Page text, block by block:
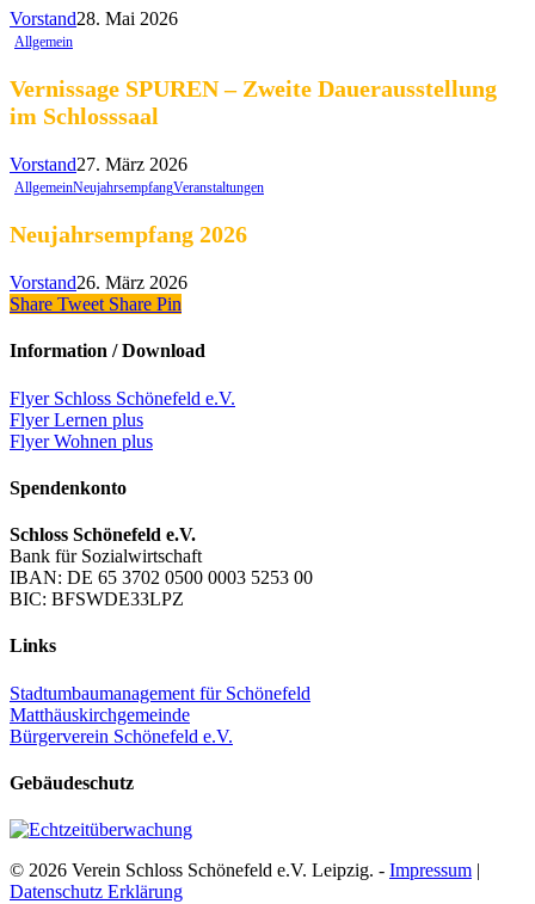
Vorstand28. Mai 2026
Allgemein
Vernissage SPUREN – Zweite Dauerausstellung
im Schlosssaal
Vorstand27. März 2026
AllgemeinNeujahrsempfangVeranstaltungen
Neujahrsempfang 2026
Vorstand26. März 2026
Share Tweet Share Pin
Information / Download
Flyer Schloss Schönefeld e.V.
Flyer Lernen plus
Flyer Wohnen plus
Spendenkonto
Schloss Schönefeld e.V.
Bank für Sozialwirtschaft
IBAN: DE 65 3702 0500 0003 5253 00
BIC: BFSWDE33LPZ
Links
Stadtumbaumanagement für Schönefeld
Matthäuskirchgemeinde
Bürgerverein Schönefeld e.V.
Gebäudeschutz
© 2026 Verein Schloss Schönefeld e.V. Leipzig. - Impressum |
Datenschutz Erklärung